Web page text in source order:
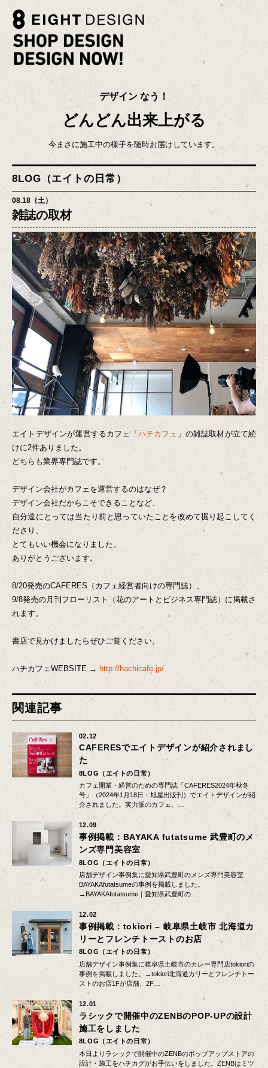
デザイン なう！
どんどん出来上がる
今まさに施工中の様子を随時お届けしています。
8LOG（エイトの日常）
08.18（土）
雑誌の取材
エイトデザインが運営するカフェ「ハチカフェ 」の雑誌取材が立て続
けに2件ありました。
どちらも業界専門誌です。
デザイン会社がカフェを運営するのはなぜ？
デザイン会社だからこそできることなど、
自分達にとっては当たり前と思っていたことを改めて掘り起こしてく
ださり、
とてもいい機会になりました。
ありがとうございます。
8/20発売のCAFERES（カフェ経営者向けの専門誌）、
9/8発売の月刊フローリスト（花のアートとビジネス専門誌）に掲載さ
れます。
書店で見かけましたらぜひご覧ください。
ハチカフェWEBSITE → http://hachicafe.jp/
関連記事
02.12
CAFERESでエイトデザインが紹介されまし
た
8LOG（エイトの日常）
カフェ開業・経営のための専門誌「CAFERES2024年秋冬
号」（2024年1月18日：旭屋出版刊）でエイトデザインが紹
介されました。実力派のカフェ、…
12.09
事例掲載：BAYAKA futatsume 武豊町のメ
ンズ専門美容室
8LOG（エイトの日常）
店舗デザイン事例集に愛知県武豊町のメンズ専門美容室
BAYAKAfutatsumeの事例を掲載しました。
→BAYAKAfutatsume｜愛知県武豊町の…
12.02
事例掲載：tokiori – 岐阜県土岐市 北海道カ
リーとフレンチトーストのお店
8LOG（エイトの日常）
店舗デザイン事例集に岐阜県土岐市のカレー専門店tokioriの
事例を掲載しました。→tokiori北海道カリーとフレンチトー
ストのお店1Fが店舗、2F…
12.01
ラシックで開催中のZENBのPOP-UPの設計
施工をしました
8LOG（エイトの日常）
本日よりラシックで開催中のZENBのポップアップストアの
設計・施工をハチカグがお手伝いをしました。ZENBはミツ